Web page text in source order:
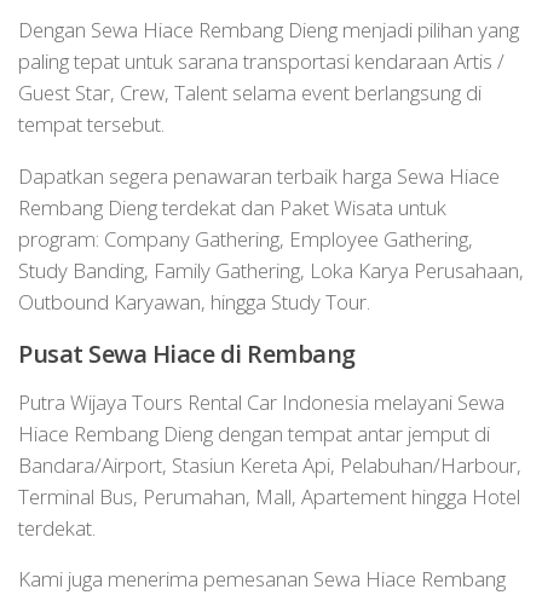
Dengan Sewa Hiace Rembang Dieng menjadi pilihan yang
paling tepat untuk sarana transportasi kendaraan Artis /
Guest Star, Crew, Talent selama event berlangsung di
tempat tersebut.
Dapatkan segera penawaran terbaik harga Sewa Hiace
Rembang Dieng terdekat dan Paket Wisata untuk
program: Company Gathering, Employee Gathering,
Study Banding, Family Gathering, Loka Karya Perusahaan,
Outbound Karyawan, hingga Study Tour.
Pusat Sewa Hiace di Rembang
Putra Wijaya Tours Rental Car Indonesia melayani Sewa
Hiace Rembang Dieng dengan tempat antar jemput di
Bandara/Airport, Stasiun Kereta Api, Pelabuhan/Harbour,
Terminal Bus, Perumahan, Mall, Apartement hingga Hotel
terdekat.
Kami juga menerima pemesanan Sewa Hiace Rembang